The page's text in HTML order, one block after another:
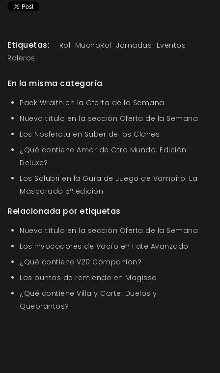
Etiquetas: Rol MuchoRol Jornadas Eventos
Roleros
En la misma categoría
Pack Wraith en la Oferta de la Semana
Nuevo título en la sección Oferta de la Semana
Los Nosferatu en Saber de los Clanes
¿Qué contiene Amor de Otro Mundo: Edición
Deluxe?
Los Salubri en la Guía de Juego de Vampiro: La
Mascarada 5ª edición
Relacionada por etiquetas
Nuevo título en la sección Oferta de la Semana
Los Invocadores de Vacío en Fate Avanzado
¿Qué contiene V20 Companion?
Los puntos de remiendo en Magissa
¿Qué contiene Villa y Corte: Duelos y
Quebrantos?